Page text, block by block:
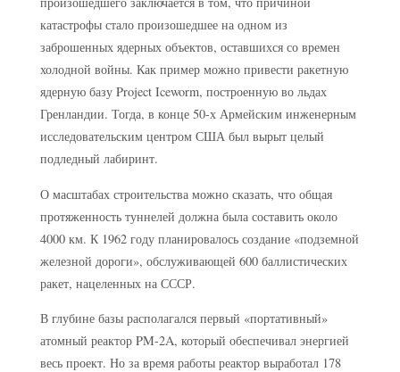
катастрофы стало произошедшее на одном из
заброшенных ядерных объектов, оставшихся со времен
холодной войны. Как пример можно привести ракетную
ядерную базу Project Iceworm, построенную во льдах
Гренландии. Тогда, в конце 50-х Армейским инженерным
исследовательским центром США был вырыт целый
подледный лабиринт.
О масштабах строительства можно сказать, что общая
протяженность туннелей должна была составить около
4000 км. К 1962 году планировалось создание «подземной
железной дороги», обслуживающей 600 баллистических
ракет, нацеленных на СССР.
В глубине базы располагался первый «портативный»
атомный реактор PM-2A, который обеспечивал энергией
весь проект. Но за время работы реактор выработал 178